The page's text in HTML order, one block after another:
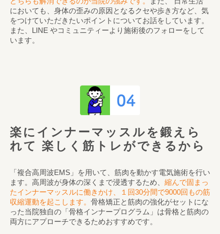
においても、身体の歪みの原因となるクセや歩き方など、気
をつけていただきたいポイントについてお話をしています。
また、LINE やコミュニティーより施術後のフォローをして
います。
楽にインナーマッスルを鍛えら
れて 楽しく筋トレができるから
「複合高周波EMS」を用いて、筋肉を動かす電気施術を行い
ます。高周波が身体の深くまで浸透するため、 縮んで固まっ
たインナーマッスルに働きかけ、１回30分間で9000回もの筋
収縮運動を起こします。 骨格矯正と筋肉の強化がセットにな
った当院独自の「骨格インナープログラム」は骨格と筋肉の
両方にアプローチできるためおすすめです。